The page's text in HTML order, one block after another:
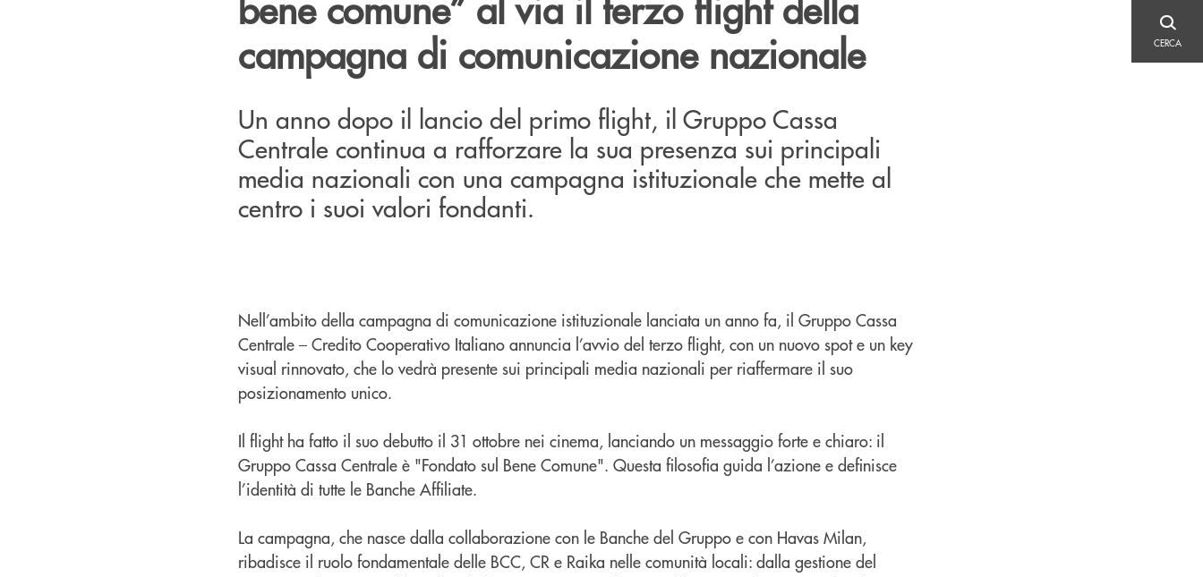
CERCA
campagna di comunicazione nazionale
Un anno dopo il lancio del primo flight, il Gruppo Cassa
Centrale continua a rafforzare la sua presenza sui principali
media nazionali con una campagna istituzionale che mette al
centro i suoi valori fondanti.
Nell’ambito della campagna di comunicazione istituzionale lanciata un anno fa, il Gruppo Cassa
Centrale – Credito Cooperativo Italiano annuncia l’avvio del terzo flight, con un nuovo spot e un key
visual rinnovato, che lo vedrà presente sui principali media nazionali per riaffermare il suo
posizionamento unico.
Il flight ha fatto il suo debutto il 31 ottobre nei cinema, lanciando un messaggio forte e chiaro: il
Gruppo Cassa Centrale è "Fondato sul Bene Comune". Questa filosofia guida l’azione e definisce
l’identità di tutte le Banche Affiliate.
La campagna, che nasce dalla collaborazione con le Banche del Gruppo e con Havas Milan,
ribadisce il ruolo fondamentale delle BCC, CR e Raika nelle comunità locali: dalla gestione del